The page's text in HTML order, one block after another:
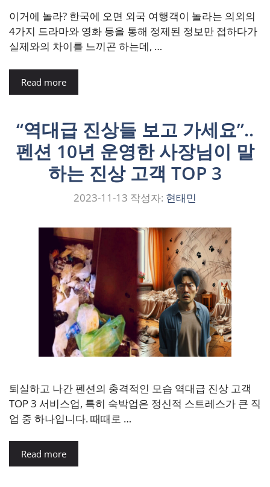
이거에 놀라? 한국에 오면 외국 여행객이 놀라는 의외의
4가지 드라마와 영화 등을 통해 정제된 정보만 접하다가
실제와의 차이를 느끼곤 하는데, …
Read more
“역대급 진상들 보고 가세요”..
펜션 10년 운영한 사장님이 말
하는 진상 고객 TOP 3
2023-11-13 작성자: 현태민
퇴실하고 나간 펜션의 충격적인 모습 역대급 진상 고객
TOP 3 서비스업, 특히 숙박업은 정신적 스트레스가 큰 직
업 중 하나입니다. 때때로 …
Read more